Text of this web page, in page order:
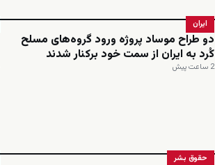
ایران
دو طراح موساد پروژه ورود گروه‌های مسلح
کُرد به ایران از سمت خود برکنار شدند
2 ساعت پیش
حقوق بشر